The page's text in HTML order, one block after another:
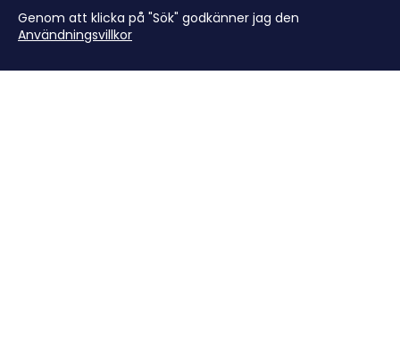
Genom att klicka på "Sök" godkänner jag den
Användningsvillkor